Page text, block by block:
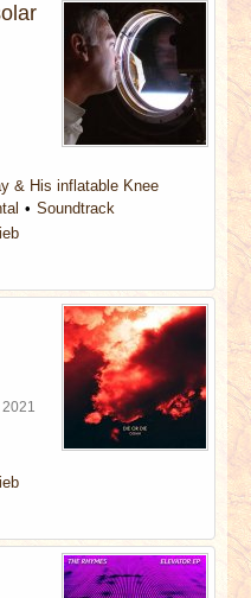
& His inflatable Knee
Soundtrack
2021